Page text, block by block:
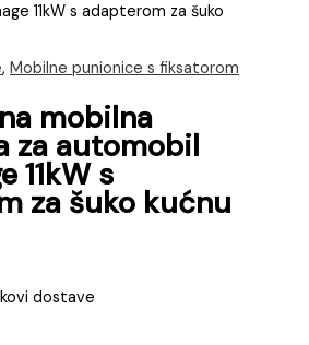
11kW s adapterom za šuko
,Mobilne punionice s fiksatorom
mobilna
za automobil
11kW s
za šuko kućnu
dostave